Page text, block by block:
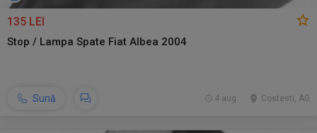
135 LEI
Stop / Lampa Spate Fiat Albea 2004
Sună Costesti, AG
4 aug.